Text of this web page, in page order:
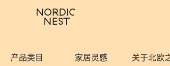
产品类目 家居灵感 关于北欧